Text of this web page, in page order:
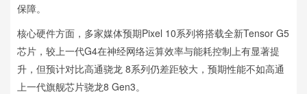
保障。
核心硬件方面，多家媒体预期Pixel 10系列将搭载全新Tensor G5
芯片，较上一代G4在神经网络运算效率与能耗控制上有显著提
升，但预计对比高通骁龙 8系列仍差距较大，预期性能不如高通
上一代旗舰芯片骁龙8 Gen3。